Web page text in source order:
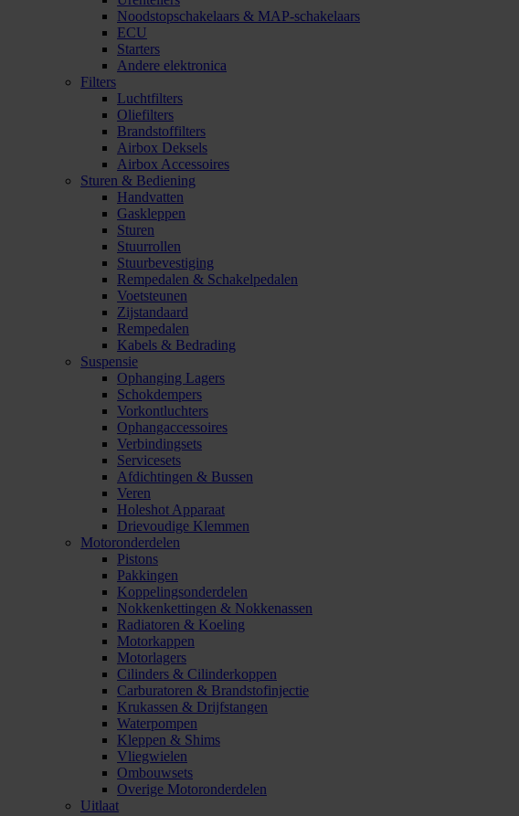
Noodstopschakelaars & MAP-schakelaars
ECU
Starters
Andere elektronica
Filters
Luchtfilters
Oliefilters
Brandstoffilters
Airbox Deksels
Airbox Accessoires
Sturen & Bediening
Handvatten
Gaskleppen
Sturen
Stuurrollen
Stuurbevestiging
Rempedalen & Schakelpedalen
Voetsteunen
Zijstandaard
Rempedalen
Kabels & Bedrading
Suspensie
Ophanging Lagers
Schokdempers
Vorkontluchters
Ophangaccessoires
Verbindingsets
Servicesets
Afdichtingen & Bussen
Veren
Holeshot Apparaat
Drievoudige Klemmen
Motoronderdelen
Pistons
Pakkingen
Koppelingsonderdelen
Nokkenkettingen & Nokkenassen
Radiatoren & Koeling
Motorkappen
Motorlagers
Cilinders & Cilinderkoppen
Carburatoren & Brandstofinjectie
Krukassen & Drijfstangen
Waterpompen
Kleppen & Shims
Vliegwielen
Ombouwsets
Overige Motoronderdelen
Uitlaat